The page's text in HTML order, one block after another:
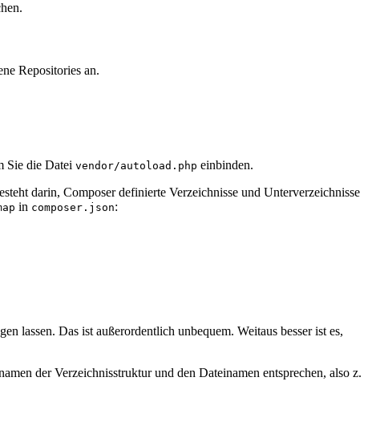
Repositories an.
Sie die Datei vendor/autoload.php einbinden.
darin, Composer definierte Verzeichnisse und Unterverzeichnisse
in composer.json:
lassen. Das ist außerordentlich unbequem. Weitaus besser ist es,
der Verzeichnisstruktur und den Dateinamen entsprechen, also z.